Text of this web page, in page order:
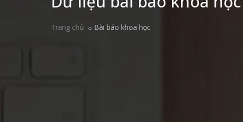
Trang chủ Bài báo khoa học